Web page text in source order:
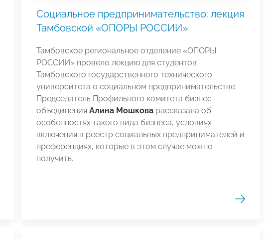
Социальное предпринимательство: лекция
Тамбовской «ОПОРЫ РОССИИ»
Тамбовское региональное отделение «ОПОРЫ
РОССИИ» провело лекцию для студентов
Тамбовского государственного технического
университета о социальном предпринимательстве.
Председатель Профильного комитета бизнес-
объединения Алина Мошковарассказала об
особенностях такого вида бизнеса, условиях
включения в реестр социальных предпринимателей и
преференциях, которые в этом случае можно
получить.